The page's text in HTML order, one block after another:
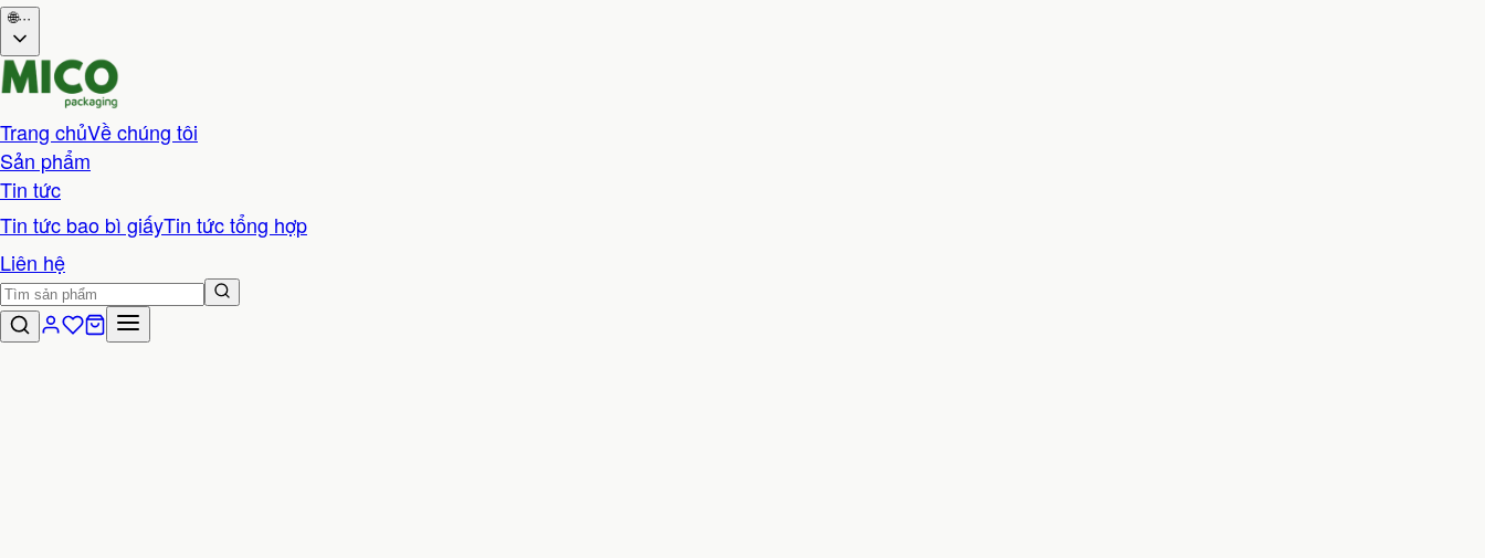
🌐···
Trang chủVề chúng tôi
Sản phẩm
Tin tức
Tin tức bao bì giấyTin tức tổng hợp
Liên hệ